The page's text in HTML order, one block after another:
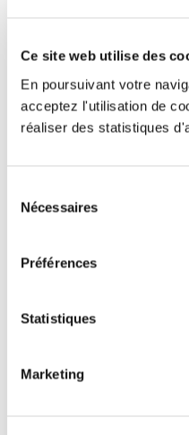
Ce site web utilise des
En poursuivant votre
acceptez l'utilisation de
réaliser des statistiques
Nécessaires
Préférences
Statistiques
Marketing
Transport –
Abattoir